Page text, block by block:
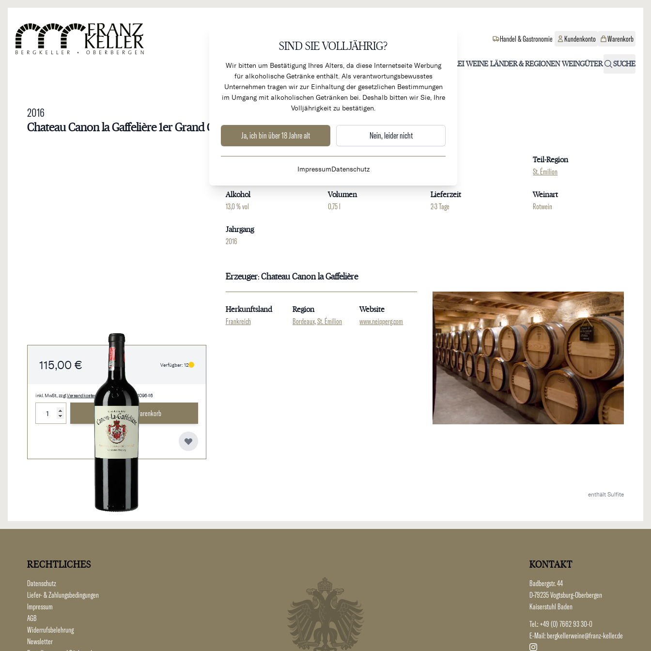
SIND SIE VOLLJÄHRIG?
Wir bitten um Bestätigung Ihres Alters, da diese Internetseite Werbung
für alkoholische Getränke enthält. Als verantwortungsbewusstes
Unternehmen tragen wir zur Einhaltung der gesetzlichen Bestimmungen
im Umgang mit alkoholischen Getränken bei. Deshalb bitten wir Sie, Ihre
Volljährigkeit zu bestätigen.
Ja, ich bin über 18 Jahre alt Nein, leider nicht
ImpressumDatenschutz
KÜCHENPRODUKTE & ALKOHOLFREI WEINE LÄNDER & REGIONEN WEINGÜTER SUCHE
Handel & Gastronomie Kundenkonto Warenkorb
2016
Chateau Canon la Gaffelière 1er Grand Cru Classé B
115,00 € Verfügbar: 12
inkl. MwSt., zzgl.Versandkosten• 0,75 l • 153,33 €/l • 1096-16
In den Warenkorb
Frankreich
Teil-Region
St. Émilion
Alkohol
13,0 % vol
Volumen
0,75 l
Lieferzeit
2-3 Tage
Weinart
Rotwein
Jahrgang
2016
Erzeuger: Chateau Canon la Gaffelière
Herkunftsland
Frankreich
Region
Bordeaux, St. Émilion
Website
www.neipperg.com
enthält Sulfite
RECHTLICHES
Datenschutz
Liefer- & Zahlungsbedingungen
Impressum
AGB
Widerrufsbelehrung
Newsletter
KONTAKT
Badbergstr. 44
D-79235 Vogtsburg-Oberbergen
Kaiserstuhl Baden
Tel.: +49 (0) 7662 93 30-0
E-Mail:bergkellerweine@franz-keller.de